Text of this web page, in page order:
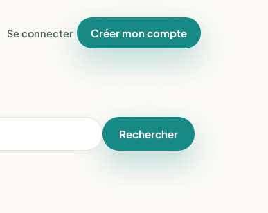
Se connecter Créer mon compte
Rechercher